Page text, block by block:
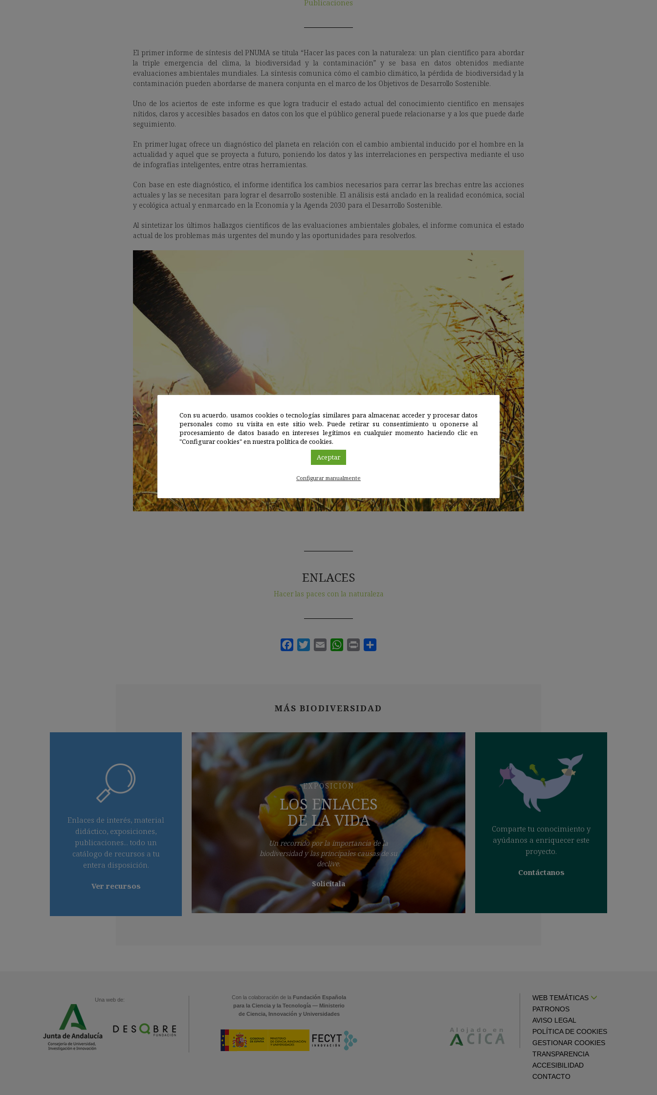
Publicaciones
El primer informe de síntesis del PNUMA se titula “Hacer las paces con la naturaleza: un plan científico para abordar
la triple emergencia del clima, la biodiversidad y la contaminación” y se basa en datos obtenidos mediante
evaluaciones ambientales mundiales. La síntesis comunica cómo el cambio climático, la pérdida de biodiversidad y la
contaminación pueden abordarse de manera conjunta en el marco de los Objetivos de Desarrollo Sostenible.
Uno de los aciertos de este informe es que logra traducir el estado actual del conocimiento científico en mensajes
nítidos, claros y accesibles basados ​​en datos con los que el público general puede relacionarse y a los que puede darle
seguimiento.
En primer lugar, ofrece un diagnóstico del planeta en relación con el cambio ambiental inducido por el hombre en la
actualidad y aquel que se proyecta a futuro, poniendo los datos y las interrelaciones en perspectiva mediante el uso
de infografías inteligentes, entre otras herramientas.
Con base en este diagnóstico, el informe identifica los cambios necesarios para cerrar las brechas entre las acciones
actuales y las se necesitan para lograr el desarrollo sostenible. El análisis está anclado en la realidad económica, social
y ecológica actual y enmarcado en la Economía y la Agenda 2030 para el Desarrollo Sostenible.
Al sintetizar los últimos hallazgos científicos de las evaluaciones ambientales globales, el informe comunica el estado
actual de los problemas más urgentes del mundo y las oportunidades para resolverlos.
ENLACES
Hacer las paces con la naturaleza
MÁS BIODIVERSIDAD
Enlaces de interés, material
didáctico, exposiciones,
publicaciones... todo un
catálogo de recursos a tu
entera disposición.
Ver recursos
EXPOSICIÓN
LOS ENLACES
DE LA VIDA
Un recorrido por la importancia de la
biodiversidad y las principales causas de su
declive.
Solicítala
Comparte tu conocimiento y
ayúdanos a enriquecer este
proyecto.
Contáctanos
Una web de: Con la colaboración de la Fundación Española
para la Ciencia y la Tecnología — Ministerio
de Ciencia, Innovación y Universidades
WEB TEMÁTICAS
PATRONOS
AVISO LEGAL
POLÍTICA DE COOKIES
GESTIONAR COOKIES
TRANSPARENCIA
ACCESIBILIDAD
CONTACTO
Con su acuerdo, usamos cookies o tecnologías similares para almacenar, acceder y procesar datos
personales como su visita en este sitio web. Puede retirar su consentimiento u oponerse al
procesamiento de datos basado en intereses legítimos en cualquier momento haciendo clic en
"Configurar cookies" en nuestra política de cookies.
Aceptar
Configurar manualmente